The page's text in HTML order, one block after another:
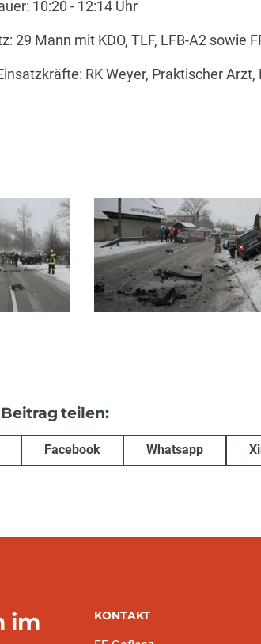
10:20 - 12:14 Uhr
29 Mann mit KDO, TLF, LFB-A2 sowie
RK Weyer, Praktischer
teilen:
Facebook Whatsapp
im
KONTAKT